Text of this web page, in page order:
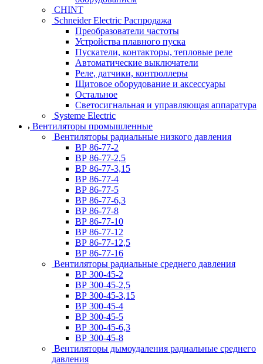
CHINT
Schneider Electric Распродажа
Преобразователи частоты
Устройства плавного пуска
Пускатели, контакторы, тепловые реле
Автоматические выключатели
Реле, датчики, контроллеры
Щитовое оборудование и аксессуары
Остальное
Светосигнальная и управляющая аппаратура
Systeme Electric
Вентиляторы промышленные
Вентиляторы радиальные низкого давления
ВР 86-77-2
ВР 86-77-2,5
ВР 86-77-3,15
ВР 86-77-4
ВР 86-77-5
ВР 86-77-6,3
ВР 86-77-8
ВР 86-77-10
ВР 86-77-12
ВР 86-77-12,5
ВР 86-77-16
Вентиляторы радиальные среднего давления
ВР 300-45-2
ВР 300-45-2,5
ВР 300-45-3,15
ВР 300-45-4
ВР 300-45-5
ВР 300-45-6,3
ВР 300-45-8
Вентиляторы дымоудаления радиальные среднего
давления